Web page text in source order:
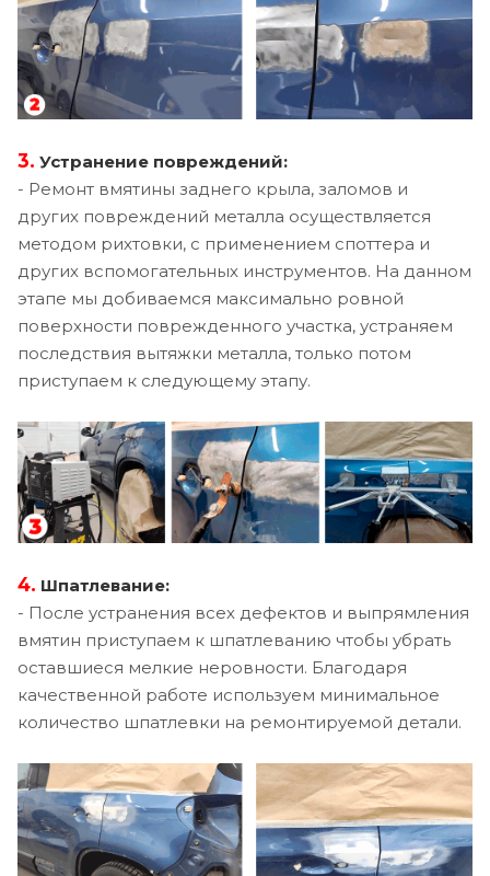
3. Устранение повреждений:
- Ремонт вмятины заднего крыла, заломов и
других повреждений металла осуществляется
методом рихтовки, с применением споттера и
других вспомогательных инструментов. На данном
этапе мы добиваемся максимально ровной
поверхности поврежденного участка, устраняем
последствия вытяжки металла, только потом
приступаем к следующему этапу.
4. Шпатлевание:
- После устранения всех дефектов и выпрямления
вмятин приступаем к шпатлеванию чтобы убрать
оставшиеся мелкие неровности. Благодаря
качественной работе используем минимальное
количество шпатлевки на ремонтируемой детали.